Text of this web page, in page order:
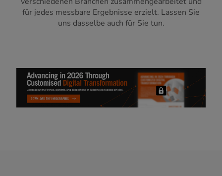
für jedes messbare Ergebnisse erzielt. Lassen Sie
uns dasselbe auch für Sie tun.